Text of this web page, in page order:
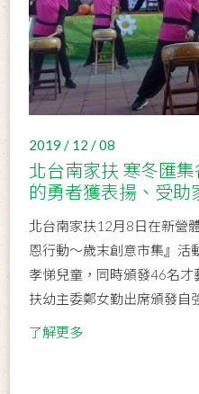
2019 / 12 / 08
北台南家扶 寒冬匯
的勇者獲表揚、受助
北台南家扶12月8日在新營
恩行動～歲末創意市集』活
孝悌兒童，同時頒發46名
扶幼主委鄭女勤出席頒發自
了解更多